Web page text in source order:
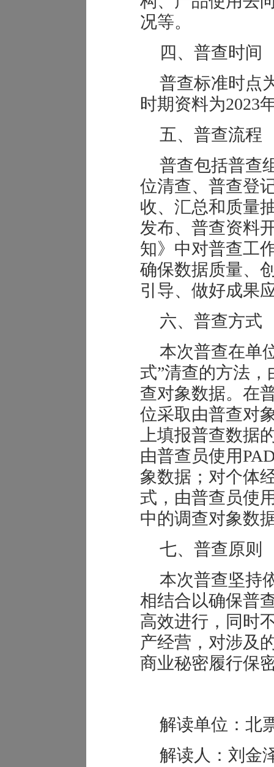
况等。
四、普查时间
普查标准时点
时期资料为2023
五、普查流程
普查包括普查
位清查、普查登
收、汇总和质量
发布、普查资料
知》中对普查工
确保数据质量、
引导、做好成果
六、普查方式
本次普查在单
式”清查的方法
查对象数据。在
位采取由普查对
上填报普查数据
由普查员使用
象数据；对个体
式，由普查员使
中的调查对象数
七、普查原则
本次普查坚持
相结合以确保普
高效进行，同时
产经营，对涉及
商业秘密履行保
解读单位：北
解读人：刘金